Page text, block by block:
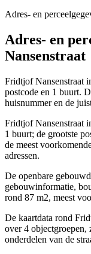
Adres- en
Adres- en
Nansenstraat
Fridtjof Nansenstraat
postcode en 1 buurt.
huisnummer en de
Fridtjof Nansenstraat
1 buurt; de grootste
de meest
adressen.
De openbare
gebouwinformatie,
rond 87 m2, meest
De kaartdata rond
over 4 objectgroepen,
onderdelen van de